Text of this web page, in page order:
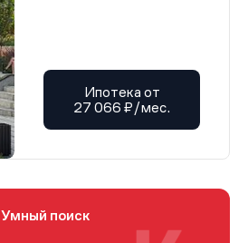
Ипотека от
27 066 ₽/мес.
Умный поиск